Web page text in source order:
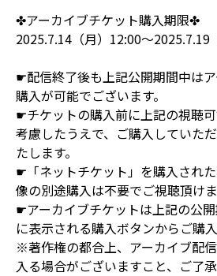
✤アーカイブチケット購入期限✤
2025.7.14（月）12:00〜2025.7.19
☛配信終了後も上記公開期間中は
購入が可能でございます。
☛チケットの購入前に上記の視聴
考慮したうえで、ご購入していた
たします。
☛「ネットチケット」を購入され
像の別途購入は不要でご視聴頂けま
☛アーカイブチケットは上記の公
に表示される購入ボタンからご購入
※著作権の都合上、アーカイブ配
入る場合がございますこと、ご了承